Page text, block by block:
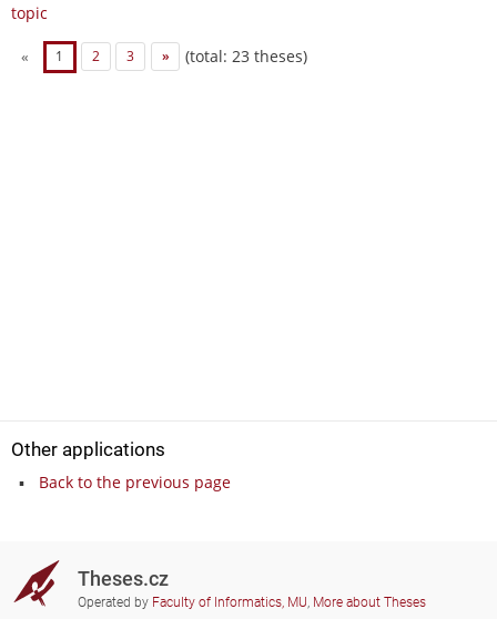
topic
« 1 2 3 » (total: 23 theses)
Other applications
Back to the previous page
Theses.cz
Operated by Faculty of Informatics, MU, More about Theses